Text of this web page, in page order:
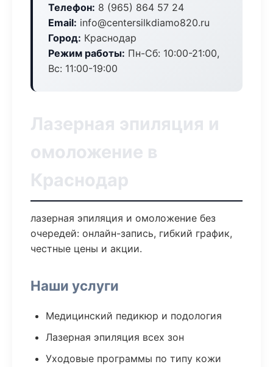
Телефон: 8 (965) 864 57 24
Email: info@centersilkdiamo820.ru
Город: Краснодар
Режим работы: Пн-Сб: 10:00-21:00,
Вс: 11:00-19:00
Лазерная эпиляция и
омоложение в
Краснодар
лазерная эпиляция и омоложение без
очередей: онлайн-запись, гибкий график,
честные цены и акции.
Наши услуги
Медицинский педикюр и подология
Лазерная эпиляция всех зон
Уходовые программы по типу кожи